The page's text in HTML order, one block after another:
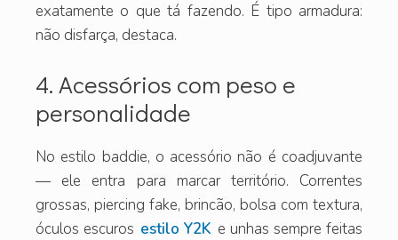
exatamente o que tá fazendo. É tipo armadura:
não disfarça, destaca.
4. Acessórios com peso e
personalidade
No estilo baddie, o acessório não é coadjuvante
— ele entra para marcar território. Correntes
grossas, piercing fake, brincão, bolsa com textura,
óculos escuros estilo Y2K e unhas sempre feitas